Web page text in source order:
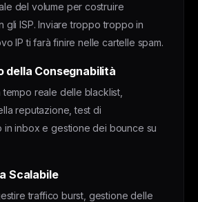
del volume per costruire
gli ISP. Inviare troppo troppo in
IP ti farà finire nelle cartelle spam.
della Consegnabilità
reale delle blacklist,
reputazione, test di
in inbox e gestione dei bounce su
Scalabile
traffico burst, gestione delle